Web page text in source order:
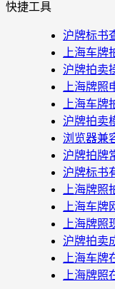
快捷工具
沪牌标书
上海车牌
沪牌拍卖
上海牌照
上海车牌
沪牌拍卖
浏览器兼
沪牌拍牌
沪牌标书
上海牌照
上海车牌
上海牌照
沪牌拍卖
上海车牌
上海牌照